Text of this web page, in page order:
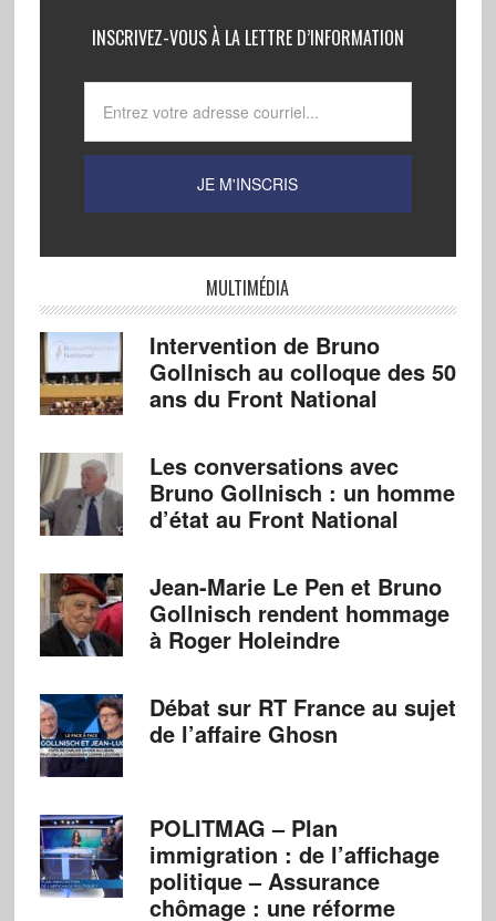
INSCRIVEZ-VOUS À LA LETTRE D’INFORMATION
MULTIMÉDIA
Intervention de Bruno
Gollnisch au colloque des 50
ans du Front National
Les conversations avec
Bruno Gollnisch : un homme
d’état au Front National
Jean-Marie Le Pen et Bruno
Gollnisch rendent hommage
à Roger Holeindre
Débat sur RT France au sujet
de l’affaire Ghosn
POLITMAG – Plan
immigration : de l’affichage
politique – Assurance
chômage : une réforme